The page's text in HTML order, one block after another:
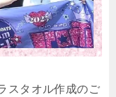
スタオル作成のご